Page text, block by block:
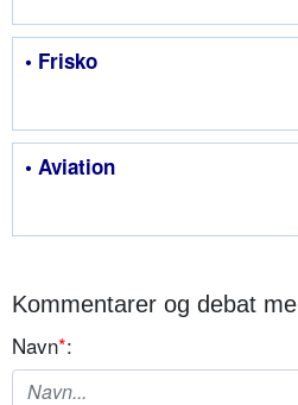
• Frisko
• Aviation
Kommentarer og debat
Navn*: